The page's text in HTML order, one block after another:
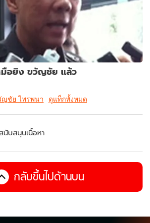
มือยิง ขวัญชัย แล้ว
ชัย ไพรพนา ดูแท็กทั้งหมด
นับสนุนเนื้อหา
กลับขึ้นไปด้านบน